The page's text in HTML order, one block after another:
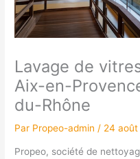
Lavage de
Aix-en-
du-Rhône
Par Propeo-admin / 24 août
Propeo, société de